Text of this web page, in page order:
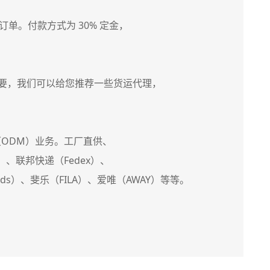
。付款方式为 30% 定金，
我们可以给您推荐一些货运代理，
）业务。工厂直供、
联邦快递（Fedex）、
、斐乐（FILA）、爱唯（AWAY）等等。